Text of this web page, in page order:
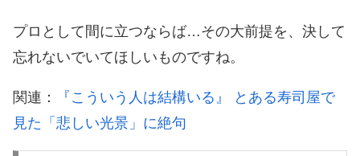
プロとして間に立つならば…その大前提を、決して
忘れないでいてほしいものですね。
関連：
『こういう人は結構いる』 とある寿司屋で
見た「悲しい光景」に絶句